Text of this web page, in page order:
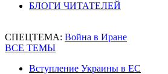
БЛОГИ ЧИТАТЕЛЕЙ
СПЕЦТЕМА: Война в Иране
ВСЕ ТЕМЫ
Вступление Украины в ЕС